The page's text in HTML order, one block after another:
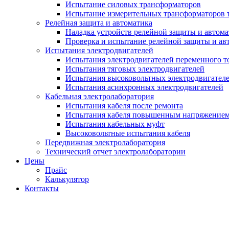
Испытание силовых трансформаторов
Испытание измерительных трансформаторов
Релейная защита и автоматика
Наладка устройств релейной защиты и
Проверка и испытание релейной защиты и
Испытания электродвигателей
Испытания электродвигателей переменного
Испытания тяговых электродвигателей
Испытания высоковольтных
Испытания асинхронных электродвигателей
Кабельная электролаборатория
Испытания кабеля после ремонта
Испытания кабеля повышенным
Испытания кабельных муфт
Высоковольтные испытания кабеля
Передвижная электролаборатория
Технический отчет электролаборатории
Цены
Прайс
Калькулятор
Контакты